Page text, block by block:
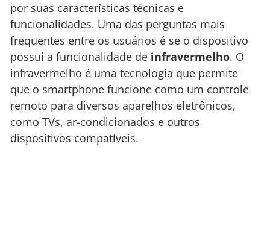
por suas características técnicas e
funcionalidades. Uma das perguntas mais
frequentes entre os usuários é se o dispositivo
possui a funcionalidade de infravermelho. O
infravermelho é uma tecnologia que permite
que o smartphone funcione como um controle
remoto para diversos aparelhos eletrônicos,
como TVs, ar-condicionados e outros
dispositivos compatíveis.